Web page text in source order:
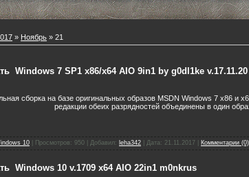
» Ноябрь » 21
Windows 7 SP1 х86/x64 AIO 9in1 by g0dl1ke v.17.11.20
сборка на базе оригинальных образов MSDN Windows 7 х86 и
редакции обеих разрядностей объединены в один
10 Просмотров: 950 Добавил: leha342 Дата: 21.11.2017 Комментарии (0)
Windows 10 v.1709 x64 AIO 22in1 m0nkrus